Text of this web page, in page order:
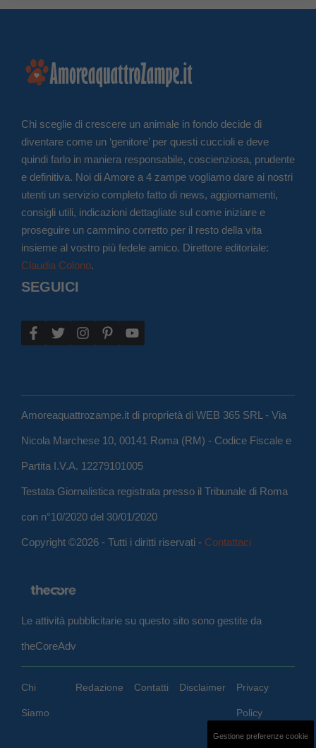
Chi sceglie di crescere un animale in fondo decide di
diventare come un ‘genitore’ per questi cuccioli e deve
quindi farlo in maniera responsabile, coscienziosa, prudente
e definitiva. Noi di Amore a 4 zampe vogliamo dare ai nostri
utenti un servizio completo fatto di news, aggiornamenti,
consigli utili, indicazioni dettagliate sul come iniziare e
proseguire un cammino corretto per il resto della vita
insieme al vostro più fedele amico. Direttore editoriale:
Claudia Colono.
SEGUICI
Amoreaquattrozampe.it di proprietà di WEB 365 SRL - Via
Nicola Marchese 10, 00141 Roma (RM) - Codice Fiscale e
Partita I.V.A. 12279101005
Testata Giornalistica registrata presso il Tribunale di Roma
con n°10/2020 del 30/01/2020
Copyright ©2026 - Tutti i diritti riservati - Contattaci
Le attività pubblicitarie su questo sito sono gestite da
theCoreAdv
Chi
Siamo
Redazione Contatti Disclaimer Privacy
Policy
Gestione preferenze cookie